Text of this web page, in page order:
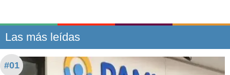
Las más leídas
#01